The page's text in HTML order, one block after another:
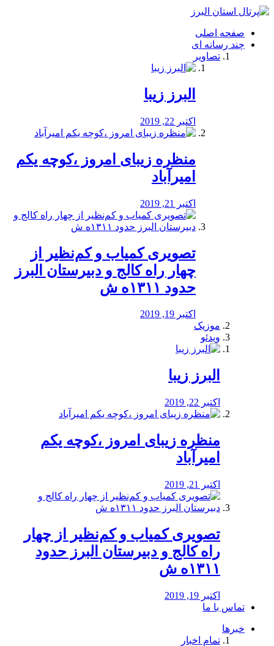
فصد
شرق
تهران
خشکشویی
صفحه اصلی
چند رسانه ای
تصاویر
البرز زیبا
اکتبر 22, 2019
منظره‌‌ زیبای امروز ،کوچه یکم
امیرآباد
اکتبر 21, 2019
️تصویری کمیاب و کم‌نظیر از
چهار راه كالج و دبيرستان البرز
حدود ۱۳۱۱ه ش
اکتبر 19, 2019
موزیک
ویدئو
البرز زیبا
اکتبر 22, 2019
منظره‌‌ زیبای امروز ،کوچه یکم
امیرآباد
اکتبر 21, 2019
️تصویری کمیاب و کم‌نظیر از چهار
راه كالج و دبيرستان البرز حدود
۱۳۱۱ه ش
اکتبر 19, 2019
تماس با ما
خبرها
تمام اخبار